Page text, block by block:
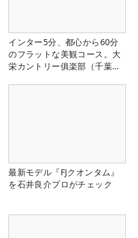
インター5分、都心から60分
のフラットな美観コース。大
栄カントリー俱楽部（千葉
最新モデル『FJクオンタム』
を石井良介プロがチェック